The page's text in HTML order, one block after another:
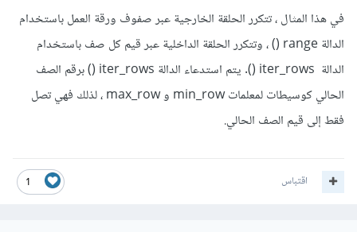
في هذا المثال ، تتكرر الحلقة الخارجية عبر صفوف ورقة العمل باستخدام
الدالة range () ، وتتكرر الحلقة الداخلية عبر قيم كل صف باستخدام
الدالة iter_rows (). يتم استدعاء الدالة iter_rows () برقم الصف
الحالي كوسيطات لمعلمات min_row و max_row ، لذلك فهي تصل
فقط إلى قيم الصف الحالي.
1 اقتباس